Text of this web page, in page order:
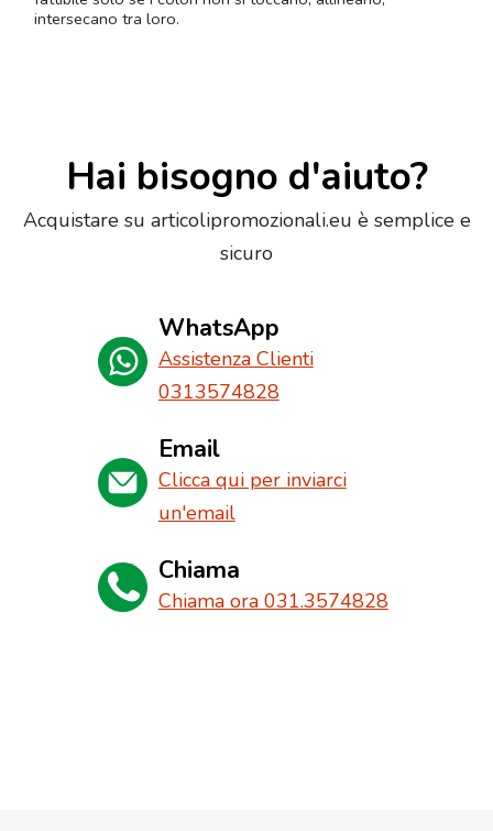
intersecano tra loro.
Hai bisogno d'aiuto?
Acquistare su articolipromozionali.eu è semplice e
sicuro
WhatsApp
Assistenza Clienti
0313574828
Email
Clicca qui per inviarci
un'email
Chiama
Chiama ora 031.3574828